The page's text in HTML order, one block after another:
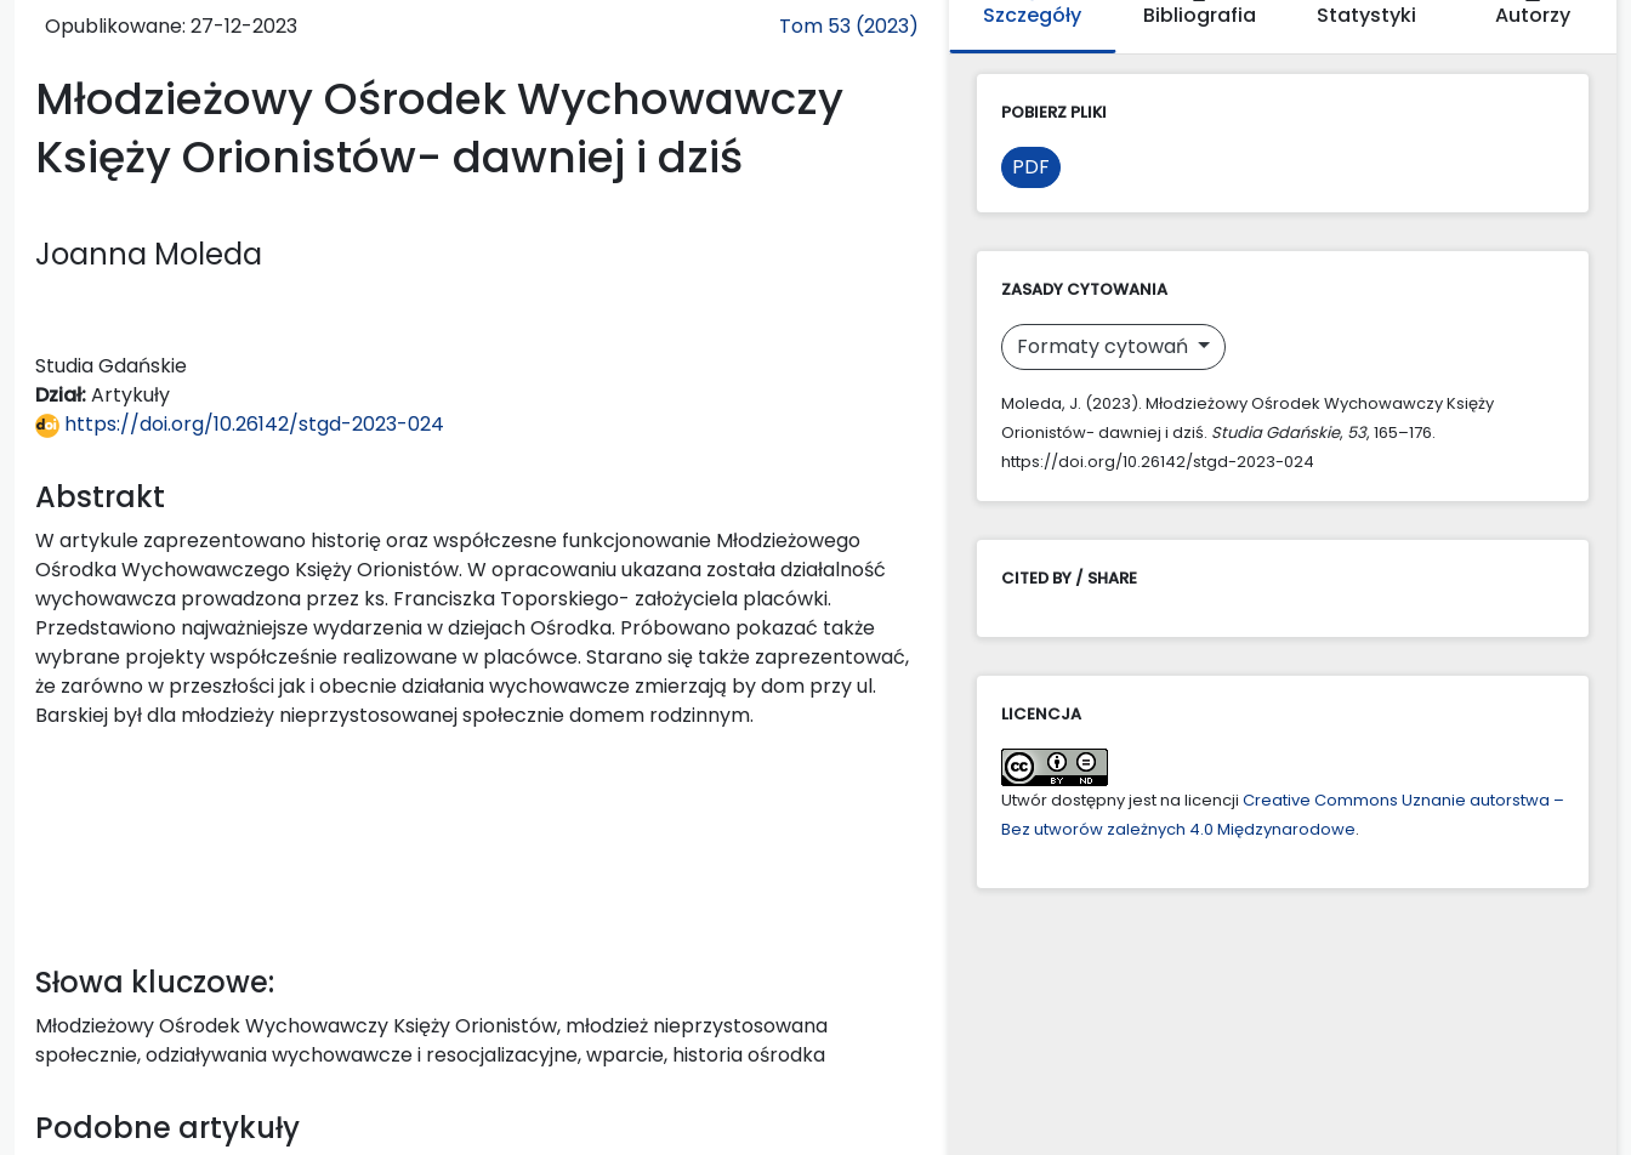
Opublikowane: 27-12-2023 Tom 53 (2023)
Młodzieżowy Ośrodek Wychowawczy
Księży Orionistów- dawniej i dziś
Joanna Moleda
Studia Gdańskie
Dział:Artykuły
https://doi.org/10.26142/stgd-2023-024
Abstrakt
W artykule zaprezentowano historię oraz współczesne funkcjonowanie Młodzieżowego
Ośrodka Wychowawczego Księży Orionistów. W opracowaniu ukazana została działalność
wychowawcza prowadzona przez ks. Franciszka Toporskiego- założyciela placówki.
Przedstawiono najważniejsze wydarzenia w dziejach Ośrodka. Próbowano pokazać także
wybrane projekty współcześnie realizowane w placówce. Starano się także zaprezentować,
że zarówno w przeszłości jak i obecnie działania wychowawcze zmierzają by dom przy ul.
Barskiej był dla młodzieży nieprzystosowanej społecznie domem rodzinnym.
Słowa kluczowe:
Młodzieżowy Ośrodek Wychowawczy Księży Orionistów, młodzież nieprzystosowana
społecznie, odziaływania wychowawcze i resocjalizacyjne, wparcie, historia ośrodka
Podobne artykuły
Szczegóły Bibliografia Statystyki Autorzy
POBIERZ PLIKI
PDF
ZASADY CYTOWANIA
Formaty cytowań
Moleda, J. (2023). Młodzieżowy Ośrodek Wychowawczy Księży
Orionistów- dawniej i dziś. Studia Gdańskie, 53, 165–176.
https://doi.org/10.26142/stgd-2023-024
CITED BY / SHARE
LICENCJA
Utwór dostępny jest na licencji Creative Commons Uznanie autorstwa –
Bez utworów zależnych 4.0 Międzynarodowe.